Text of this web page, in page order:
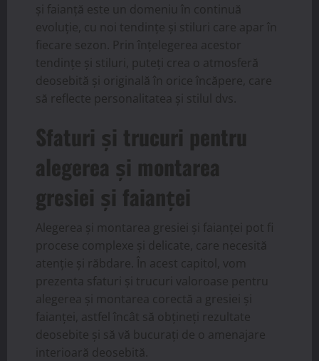
și faianță este un domeniu în continuă
evoluție, cu noi tendințe și stiluri care apar în
fiecare sezon. Prin înțelegerea acestor
tendințe și stiluri, puteți crea o atmosferă
deosebită și originală în orice încăpere, care
să reflecte personalitatea și stilul dvs.
Sfaturi și trucuri pentru
alegerea și montarea
gresiei și faianței
Alegerea și montarea gresiei și faianței pot fi
procese complexe și delicate, care necesită
atenție și răbdare. În acest capitol, vom
prezenta sfaturi și trucuri valoroase pentru
alegerea și montarea corectă a gresiei și
faianței, astfel încât să obțineți rezultate
deosebite și să vă bucurați de o amenajare
interioară deosebită.